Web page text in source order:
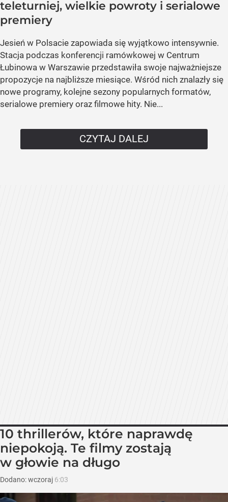
teleturniej, wielkie powroty i serialowe
premiery
Jesień w Polsacie zapowiada się wyjątkowo intensywnie.
Stacja podczas konferencji ramówkowej w Centrum
Łubinowa w Warszawie przedstawiła swoje najważniejsze
propozycje na najbliższe miesiące. Wśród nich znalazły się
nowe programy, kolejne sezony popularnych formatów,
serialowe premiery oraz filmowe hity. Nie...
CZYTAJ DALEJ
10 thrillerów, które naprawdę
niepokoją. Te filmy zostają
w głowie na długo
Dodano:wczoraj 6:03